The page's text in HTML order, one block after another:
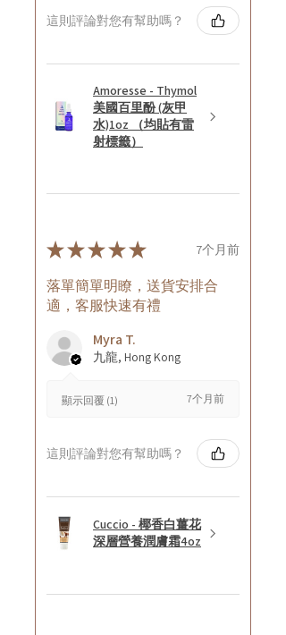
這則評論對您有幫助嗎？
Amoresse - Thymol
美國百里酚 (灰甲
水)1oz （均貼有雷
射標籤）
★★★★★ 7个月前
落單簡單明瞭，送貨安排合
適，客服快速有禮
Myra T.
九龍, Hong Kong
顯示回覆 (1) 7个月前
這則評論對您有幫助嗎？
Cuccio - 椰香白薑花
深層營養潤膚霜4oz